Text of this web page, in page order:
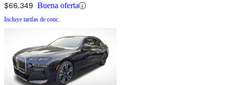
$66,349 Buena oferta
Incluye tarifas de conc.